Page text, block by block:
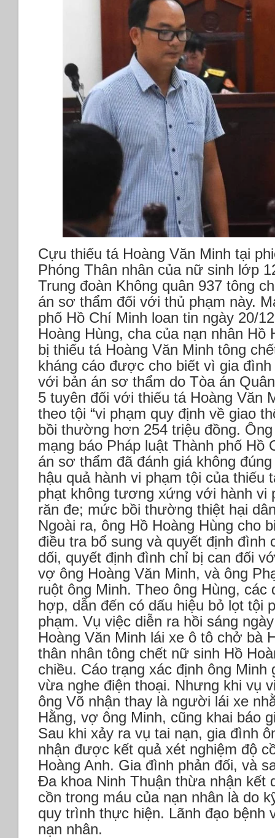
Cựu thiếu tá Hoàng Văn Minh tại
Phóng Thân nhân của nữ sinh lớp
Trung đoàn Không quân 937 tông
án sơ thẩm đối với thủ phạm này.
phố Hồ Chí Minh loan tin ngày 20/
Hoàng Hùng, cha của nạn nhân
bị thiếu tá Hoàng Văn Minh tông
kháng cáo được cho biết vì gia
với bản án sơ thẩm do Tòa án
5 tuyên đối với thiếu tá Hoàng Văn
theo tội “vi phạm quy định về giao
bồi thường hơn 254 triệu đồng.
mạng báo Pháp luật Thành phố Hồ
án sơ thẩm đã đánh giá không
hậu quả hành vi phạm tội của thiếu
phạt không tương xứng với hành vi
răn đe; mức bồi thường thiệt hại
Ngoài ra, ông Hồ Hoàng Hùng cho
điều tra bổ sung và quyết định đình
dối, quyết định đình chỉ bị can đối
vợ ông Hoàng Văn Minh, và ông
ruột ông Minh. Theo ông Hùng, các
hợp, dẫn đến có dấu hiệu bỏ lọt tội
phạm. Vụ việc diễn ra hồi sáng
Hoàng Văn Minh lái xe ô tô chở bà
thân nhân tông chết nữ sinh Hồ
chiều. Cáo trạng xác định ông
vừa nghe điện thoại. Nhưng khi vụ
ông Võ nhận thay là người lái xe
Hằng, vợ ông Minh, cũng khai báo
Sau khi xảy ra vụ tai nạn, gia đình
nhận được kết quả xét nghiệm độ
Hoàng Anh. Gia đình phản đối, và
Đa khoa Ninh Thuận thừa nhận kết
cồn trong máu của nạn nhân là do
quy trình thực hiện. Lãnh đạo bệnh
nạn nhân.